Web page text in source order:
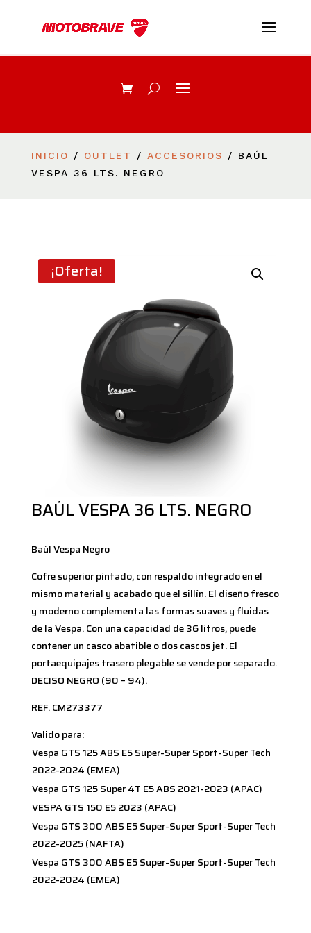
INICIO / OUTLET / ACCESORIOS
/ BAÚL
VESPA 36 LTS. NEGRO
BAÚL VESPA 36 LTS. NEGRO
Baúl Vespa Negro
Cofre superior pintado, con respaldo integrado en el
mismo material y acabado que el sillín. El diseño fresco
y moderno complementa las formas suaves y fluidas
de la Vespa. Con una capacidad de 36 litros, puede
contener un casco abatible o dos cascos jet. El
portaequipajes trasero plegable se vende por separado.
DECISO NEGRO (90 – 94).
REF. CM273377
Valido para:
Vespa GTS 125 ABS E5 Super-Super Sport-Super Tech
2022-2024 (EMEA)
Vespa GTS 125 Super 4T E5 ABS 2021-2023 (APAC)
VESPA GTS 150 E5 2023 (APAC)
Vespa GTS 300 ABS E5 Super-Super Sport-Super Tech
2022-2025 (NAFTA)
Vespa GTS 300 ABS E5 Super-Super Sport-Super Tech
2022-2024 (EMEA)
¡Oferta!